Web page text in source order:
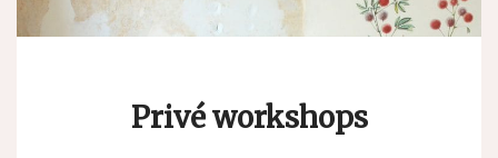
Privé workshops